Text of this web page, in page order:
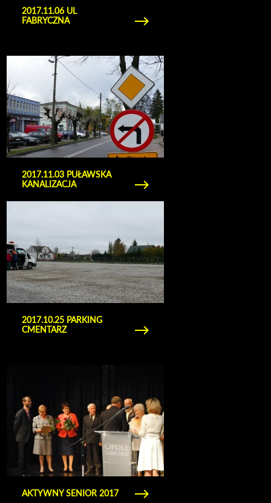
2017.11.06 UL
FABRYCZNA
2017.11.03 PUŁAWSKA
KANALIZACJA
Obejrzyj galerię zdjęć 2017.11.03 puławska
2017.10.25 PARKING
CMENTARZ
AKTYWNY SENIOR 2017